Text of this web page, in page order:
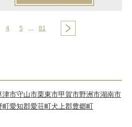
4 5 … 81
津市守山市栗東市甲賀市野洲市湖南市
町愛知郡愛荘町犬上郡豊郷町